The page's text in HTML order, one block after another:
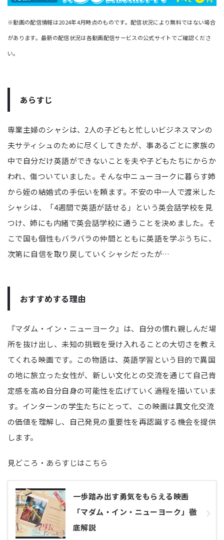
※動画の配信情報は2024年4月時点のものです。配信状況により無料ではない場合
があります。最新の配信状況は各動画配信サービスの公式サイトでご確認くださ
い。
あらすじ
専業主婦のシャシは、2人の子どもと忙しいビジネスマンの
夫サティシュのために尽くしてきたが、事あるごとに家族の
中で自分だけ英語ができないことを夫や子どもたちにからか
われ、傷ついていました。そんな中ニューヨークに暮らす姉
から姪の結婚式の手伝いを頼ます。不安の中一人で渡米した
シャシは、「4週間で英語が話せる」という英会話学校を見
つけ、姉にも内緒で英会話学校に通うことを決めました。そ
こで国も個性もバラバラの仲間とともに英語を学ぶうちに、
次第に自信を取り戻していくシャシだったが…
おすすめする理由
『マダム・イン・ニューヨーク』は、自分の慣れ親しんだ場
所を抜け出し、未知の挑戦を受け入れることの大切さを教え
てくれる映画です。この物語は、英語学習という目的で異国
の地に旅立った女性が、新しい文化との交流を通じて自己肯
定感を高め自分自身の可能性を広げていく過程を描いていま
す。インターンの学生たちにとって、この映画は異文化交流
の価値を理解し、自己発見の重要性を再認識する機会を提供
します。
見どころ・あらすじはこちら
一歩踏み出す勇気をもらえる映画
「マダム・イン・ニューヨーク」徹
底解説